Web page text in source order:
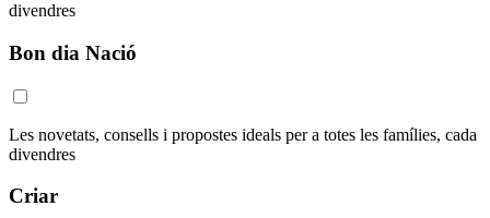
divendres
Bon dia Nació
Les novetats, consells i propostes ideals per a totes les famílies, cada
divendres
Criar